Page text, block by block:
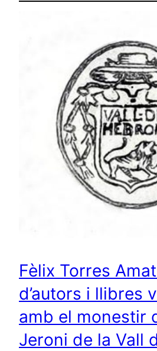
Fèlix Torres
d’autors i llibres
amb el monestir
Jeroni de la Vall